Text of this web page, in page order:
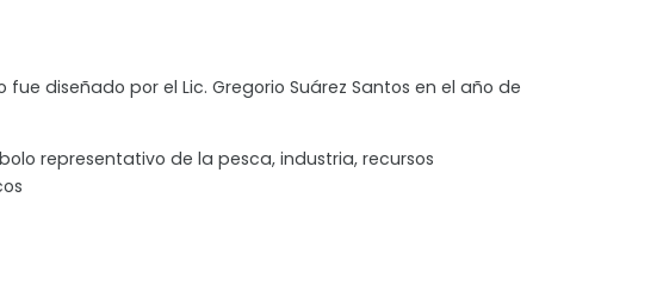
fue diseñado por el Lic. Gregorio Suárez Santos en el año de
representativo de la pesca, industria, recursos